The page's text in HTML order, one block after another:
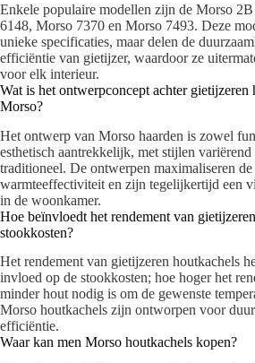
Enkele populaire modellen zijn de Morso
6148, Morso 7370 en Morso 7493. Deze
unieke specificaties, maar delen de
efficiëntie van gietijzer, waardoor ze
voor elk interieur.
Wat is het ontwerpconcept achter gietijzeren
Morso?
Het ontwerp van Morso haarden is zowel
esthetisch aantrekkelijk, met stijlen
traditioneel. De ontwerpen maximaliseren de
warmteeffectiviteit en zijn tegelijkertijd een
in de woonkamer.
Hoe beïnvloedt het rendement van
stookkosten?
Het rendement van gietijzeren houtkachels
invloed op de stookkosten; hoe hoger het
minder hout nodig is om de gewenste
Morso houtkachels zijn ontworpen voor
efficiëntie.
Waar kan men Morso houtkachels kopen?